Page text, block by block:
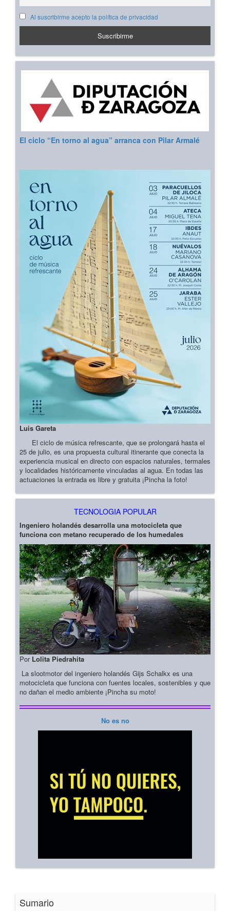
Al suscribirme acepto la política de privacidad
El ciclo “En torno al agua” arranca con Pilar Armalé
Luis Gareta
El ciclo de música refrescante, que se prolongará hasta el
25 de julio, es una propuesta cultural itinerante que conecta la
experiencia musical en directo con espacios naturales, termales
y localidades históricamente vinculadas al agua. En todas las
actuaciones la entrada es libre y gratuita ¡Pincha la foto!
TECNOLOGIA POPULAR
Ingeniero holandés desarrolla una motocicleta que
funciona con metano recuperado de los humedales
Por Lolita Piedrahita
La slootmotor del ingeniero holandés Gijs Schalkx es una
motocicleta que funciona con fuentes locales, sostenibles y que
no dañan el medio ambiente ¡Pincha su moto!
No es no
Sumario